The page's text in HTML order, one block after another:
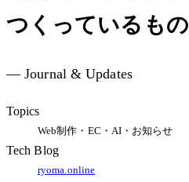
つくっているもの
— Journal & Updates
Topics
Web制作・EC・AI・お知らせ
Tech Blog
ryoma.online